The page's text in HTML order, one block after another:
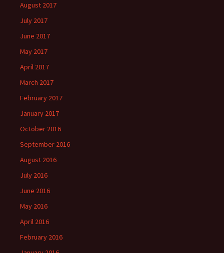
August 2017
July 2017
June 2017
May 2017
April 2017
March 2017
February 2017
January 2017
October 2016
September 2016
August 2016
July 2016
June 2016
May 2016
April 2016
February 2016